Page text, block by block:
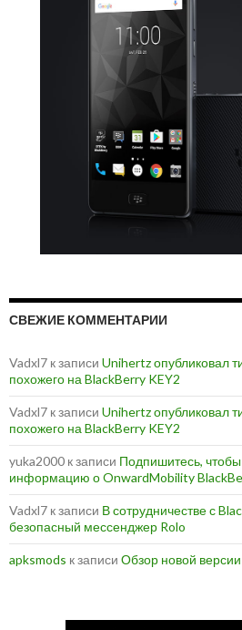
СВЕЖИЕ КОММЕНТАРИИ
Vadxl7 к записи Unihertz опубликовал
похожего на BlackBerry KEY2
Vadxl7 к записи Unihertz опубликовал
похожего на BlackBerry KEY2
yuka2000 к записи Подпишитесь,
информацию о OnwardMobility
Vadxl7 к записи В сотрудничестве с
безопасный мессенджер Rolo
apksmods к записи Обзор новой